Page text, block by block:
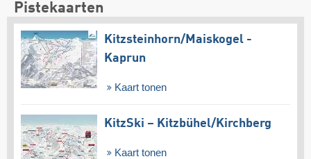
Pistekaarten
Kitzsteinhorn/​Maiskogel -
Kaprun
Kaart tonen
KitzSki – Kitzbühel/​Kirchberg
Kaart tonen